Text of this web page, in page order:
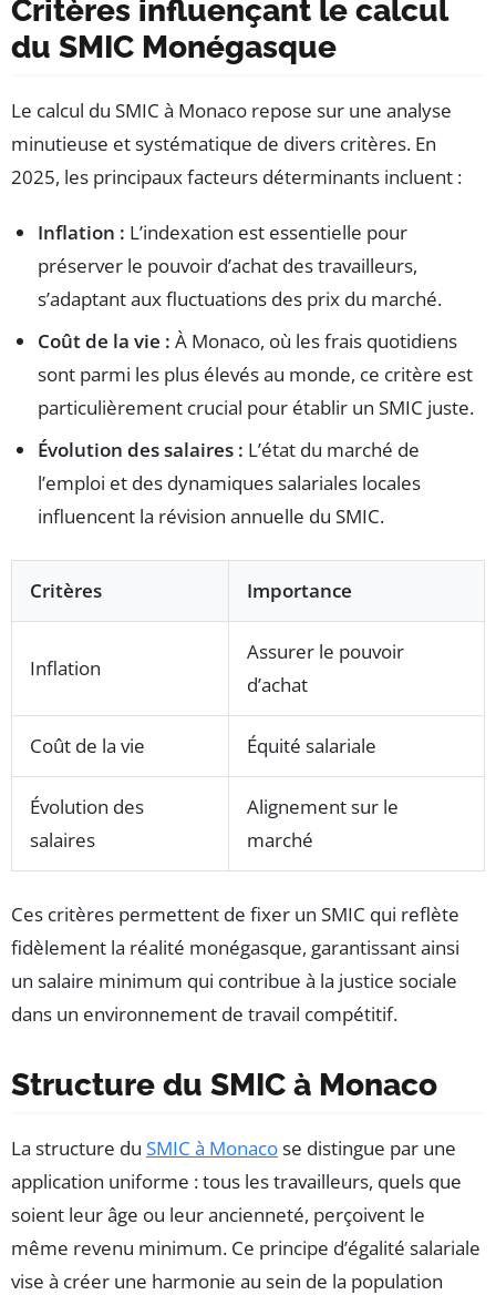
Critères influençant le calcul
du SMIC Monégasque
Le calcul du SMIC à Monaco repose sur une analyse
minutieuse et systématique de divers critères. En
2025, les principaux facteurs déterminants incluent :
Inflation : L’indexation est essentielle pour
préserver le pouvoir d’achat des travailleurs,
s’adaptant aux fluctuations des prix du marché.
Coût de la vie : À Monaco, où les frais quotidiens
sont parmi les plus élevés au monde, ce critère est
particulièrement crucial pour établir un SMIC juste.
Évolution des salaires : L’état du marché de
l’emploi et des dynamiques salariales locales
influencent la révision annuelle du SMIC.
Critères Importance
Inflation
Assurer le pouvoir
d’achat
Coût de la vie Équité salariale
Évolution des
salaires
Alignement sur le
marché
Ces critères permettent de fixer un SMIC qui reflète
fidèlement la réalité monégasque, garantissant ainsi
un salaire minimum qui contribue à la justice sociale
dans un environnement de travail compétitif.
Structure du SMIC à Monaco
La structure du SMIC à Monacose distingue par une
application uniforme : tous les travailleurs, quels que
soient leur âge ou leur ancienneté, perçoivent le
même revenu minimum. Ce principe d’égalité salariale
vise à créer une harmonie au sein de la population